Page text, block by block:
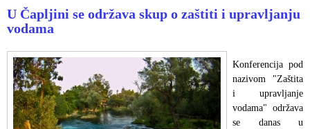
U Čapljini se održava skup o zaštiti i upravljanju
vodama
Konferencija pod
nazivom "Zaštita
i upravljanje
vodama" održava
se danas u